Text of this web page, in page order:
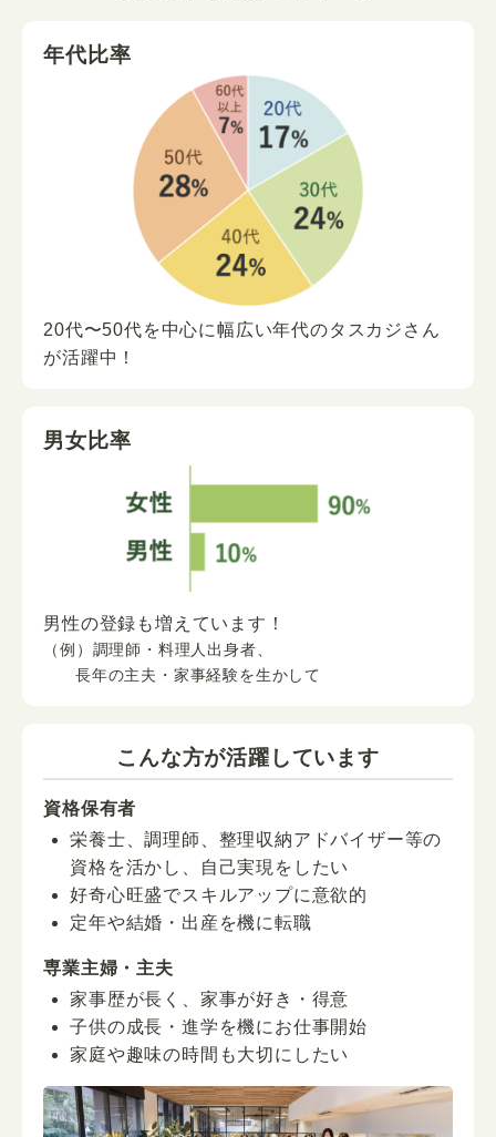
年代比率
20代〜50代を中心に幅広い年代のタスカジさん
が活躍中！
男女比率
男性の登録も増えています！
（例）調理師・料理人出身者、
長年の主夫・家事経験を生かして
こんな方が活躍しています
資格保有者
栄養士、調理師、整理収納アドバイザー等の
資格を活かし、自己実現をしたい
好奇心旺盛でスキルアップに意欲的
定年や結婚・出産を機に転職
専業主婦・主夫
家事歴が長く、家事が好き・得意
子供の成長・進学を機にお仕事開始
家庭や趣味の時間も大切にしたい